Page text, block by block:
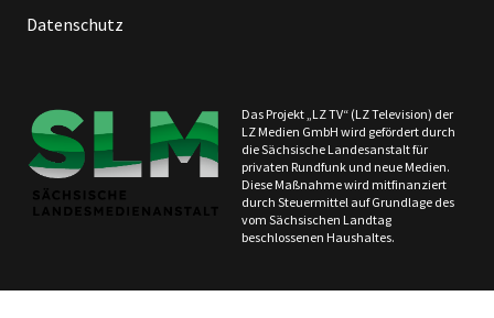
Datenschutz
Das Projekt „LZ TV“ (LZ Television) der
LZ Medien GmbH wird gefördert durch
die Sächsische Landesanstalt für
privaten Rundfunk und neue Medien.
Diese Maßnahme wird mitfinanziert
durch Steuermittel auf Grundlage des
vom Sächsischen Landtag
beschlossenen Haushaltes.